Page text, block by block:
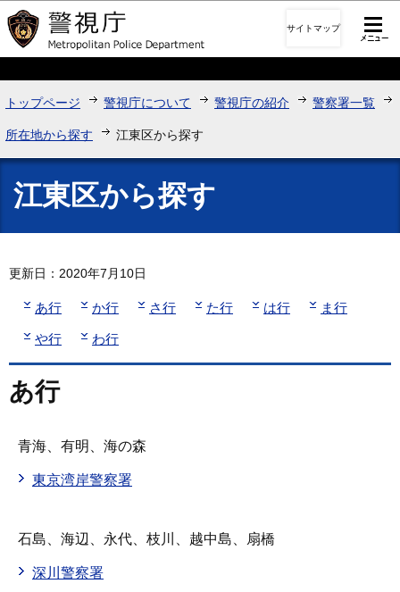
このページの本文へ移動
サイトマップ
トップページ 警視庁について 警視庁の紹介 警察署一覧
所在地から探す 江東区から探す
江東区から探す
更新日：2020年7月10日
あ行 か行 さ行 た行 は行 ま行
や行 わ行
あ行
青海、有明、海の森
東京湾岸警察署
石島、海辺、永代、枝川、越中島、扇橋
深川警察署